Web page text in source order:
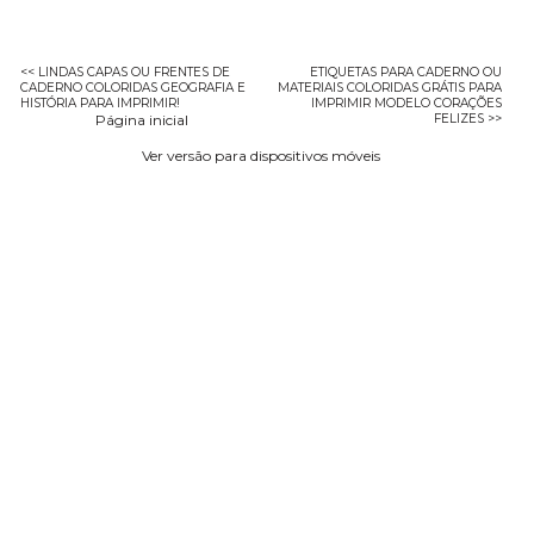
<< LINDAS CAPAS OU FRENTES DE
CADERNO COLORIDAS GEOGRAFIA E
HISTÓRIA PARA IMPRIMIR!
ETIQUETAS PARA CADERNO OU
MATERIAIS COLORIDAS GRÁTIS PARA
IMPRIMIR MODELO CORAÇÕES
FELIZES >>
Página inicial
Ver versão para dispositivos móveis